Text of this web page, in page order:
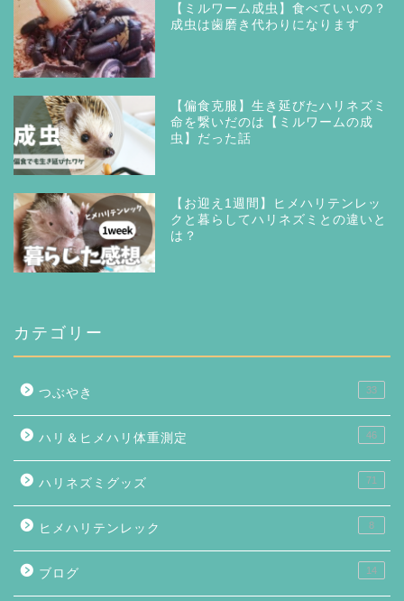
【ミルワーム成虫】食べていいの？
成虫は歯磨き代わりになります
【偏食克服】生き延びたハリネズミ
命を繋いだのは【ミルワームの成
虫】だった話
【お迎え1週間】ヒメハリテンレッ
クと暮らしてハリネズミとの違いと
は？
カテゴリー
つぶやき 33
ハリ＆ヒメハリ体重測定 46
ハリネズミグッズ 71
ヒメハリテンレック 8
ブログ 14